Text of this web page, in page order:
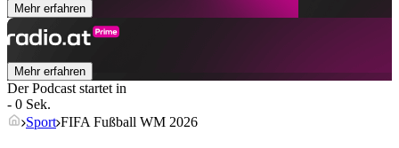
Mehr erfahren
Mehr erfahren
Der Podcast startet in
- 0 Sek.
Sport FIFA Fußball WM 2026